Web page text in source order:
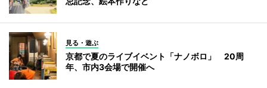
見る・遊ぶ
京都で夏のライブイベント「ナノボロ」 20周
年、市内3会場で開催へ